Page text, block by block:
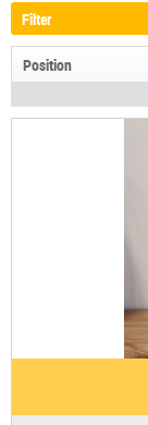
Filter